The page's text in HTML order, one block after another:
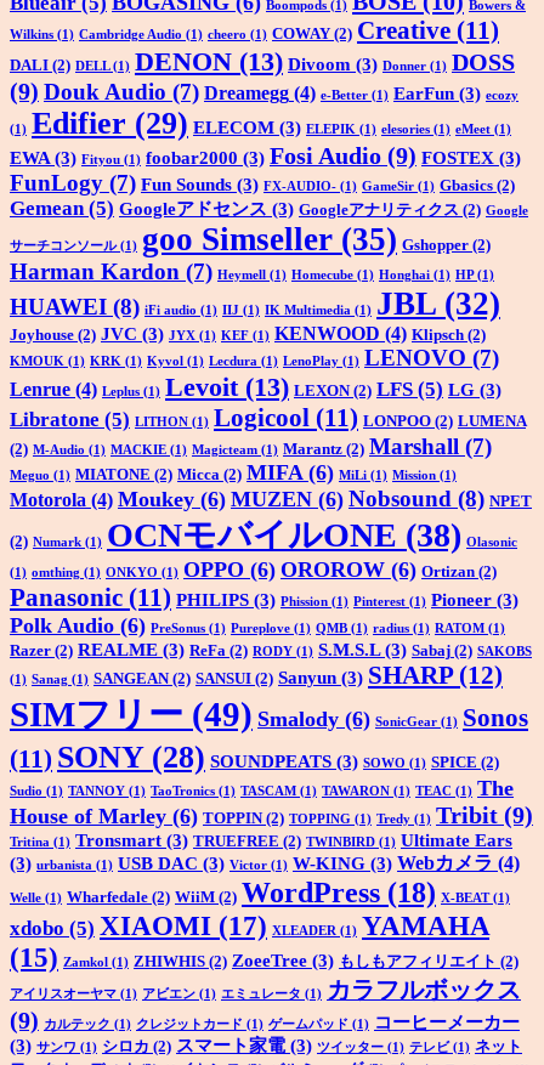
Boompods (1) Bowers &
Wilkins (1) Cambridge Audio (1) cheero (1) COWAY (2) Creative (11)
DALI (2) DELL(1) DENON (13) Divoom (3) Donner (1) DOSS
(9) Douk Audio (7) Dreamegg (4) e-Better (1) EarFun (3) ecozy
(1) Edifier (29) ELECOM (3) ELEPIK (1) elesories (1) eMeet (1)
EWA (3) Fityou (1) foobar2000 (3) Fosi Audio (9) FOSTEX (3)
FunLogy (7) Fun Sounds (3) FX-AUDIO- (1) GameSir (1) Gbasics (2)
Gemean (5) Googleアドセンス (3) Googleアナリティクス (2) Google
サーチコンソール(1) goo Simseller (35) Gshopper (2)
Harman Kardon (7) Heymell (1) Homecube (1) Honghai (1) HP(1)
HUAWEI (8) iFi audio (1) IIJ (1) IK Multimedia (1) JBL (32)
Joyhouse (2) JVC (3) JYX (1) KEF (1) KENWOOD (4) Klipsch (2)
KMOUK (1) KRK (1) Kyvol (1) Lecdura (1) LenoPlay (1) LENOVO (7)
Lenrue (4) Leplus (1) Levoit(13) LEXON(2) LFS (5) LG (3)
Libratone (5) LITHON (1) Logicool (11) LONPOO (2) LUMENA
(2) M-Audio (1) MACKIE (1) Magicteam (1) Marantz (2) Marshall (7)
Meguo (1) MIATONE (2) Micca (2) MIFA (6) MiLi (1) Mission (1)
Motorola (4) Moukey (6) MUZEN (6) Nobsound (8) NPET
(2) Numark (1) OCNモバイルONE (38) Olasonic
(1) omthing (1) ONKYO (1) OPPO (6) OROROW (6) Ortizan (2)
Panasonic (11) PHILIPS (3) Phission (1) Pinterest (1) Pioneer (3)
Polk Audio (6) PreSonus (1) Pureplove (1) QMB (1) radius (1) RATOM (1)
Razer (2) REALME (3) ReFa (2) RODY (1) S.M.S.L(3) Sabaj (2) SAKOBS
(1) Sanag (1) SANGEAN(2) SANSUI (2) Sanyun (3) SHARP(12)
SIMフリー (49) Smalody (6) SonicGear (1) Sonos
(11) SONY(28) SOUNDPEATS (3) SOWO (1) SPICE (2)
Sudio (1) TANNOY (1) TaoTronics (1) TASCAM (1) TAWARON (1) TEAC (1) The
House of Marley (6) TOPPIN(2) TOPPING (1) Tredy (1) Tribit (9)
Tritina (1) Tronsmart (3) TRUEFREE (2) TWINBIRD (1) Ultimate Ears
(3) urbanista (1) USB DAC (3) Victor (1) W-KING (3) Webカメラ (4)
Welle (1) Wharfedale (2) WiiM (2) WordPress (18) X-BEAT(1)
xdobo (5) XIAOMI (17) XLEADER (1) YAMAHA
(15) Zamkol (1) ZHIWHIS (2) ZoeeTree (3) もしもアフィリエイト (2)
アイリスオーヤマ (1) アビエン (1) エミュレータ (1) カラフルボックス
(9) カルテック (1) クレジットカード (1) ゲームパッド (1) コーヒーメーカー
(3) サンワ (1) シロカ (2) スマート家電 (3) ツイッター (1) テレビ(1) ネット